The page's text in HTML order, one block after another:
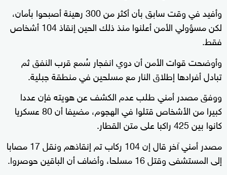
وأفيد في وقت سابق بأن أكثر من 300 رهينة أصبحوا بأمان،
لكن مسؤولي الأمن أعلنوا منذ ذلك الحين إنقاذ 104 أشخاص
فقط.
وأوضحت قوات الأمن أن دوي انفجار سُمع قرب النفق ثم
تبادل أفرادها إطلاق النار مع مسلحين في منطقة جبلية.
ووفق مصدر أمني طلب عدم الكشف عن هويته فإن عددا
كبيرا من الأشخاص قتلوا في الهجوم، مضيفا أن 80 عسكريا
كانوا بين 425 راكبا على متن القطار.
مصدر أمني آخر قال إن 104 ركاب تم إنقاذهم ونقل 17 مصابا
إلى المستشفى وقتل 16 مسلحا، وأضاف أن الباقين حوصروا.